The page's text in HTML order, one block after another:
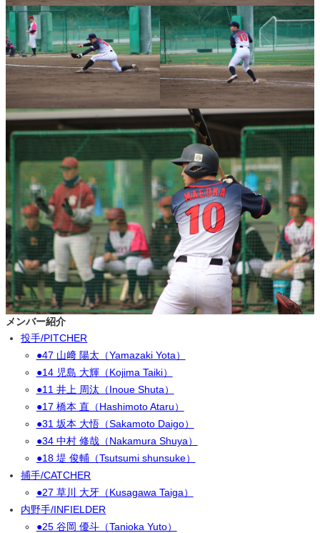
メンバー紹介
投手/PITCHER
●47 山﨑 陽太（Yamazaki Yota）
●14 児島 大輝（Kojima Taiki）
●11 井上 周汰（Inoue Shuta）
●17 橋本 直（Hashimoto Ataru）
●31 坂本 大悟（Sakamoto Daigo）
●34 中村 修哉（Nakamura Shuya）
●18 堤 俊輔（Tsutsumi shunsuke）
捕手/CATCHER
●27 草川 大牙（Kusagawa Taiga）
内野手/INFIELDER
●25 谷岡 優斗（Tanioka Yuto）